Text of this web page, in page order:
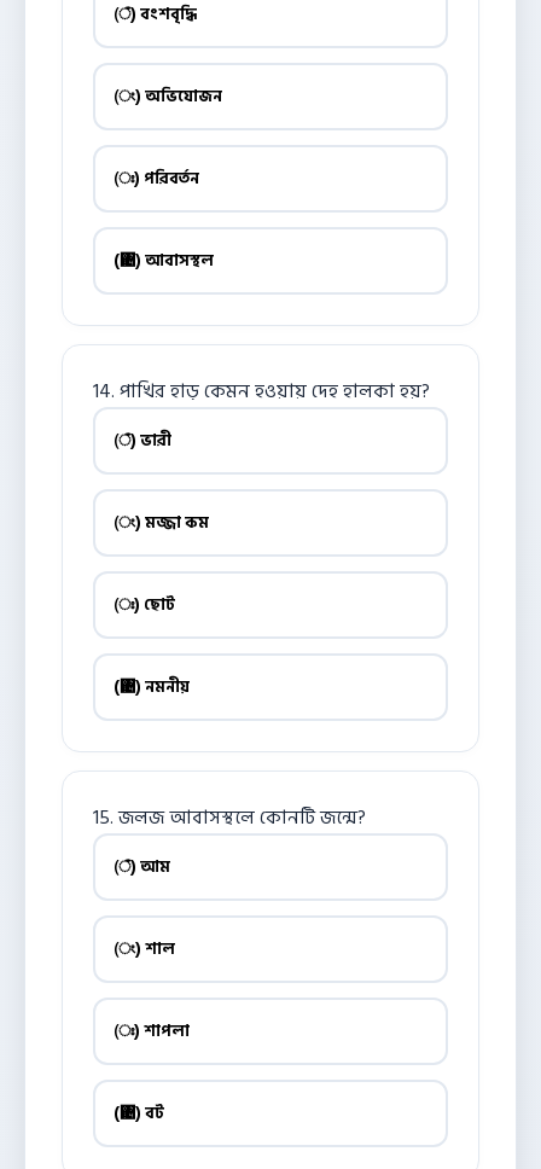
(ঁ) বংশবৃদ্ধি
(ং) অভিযোজন
(ঃ) পরিবর্তন
(঄) আবাসস্থল
14. পাখির হাড় কেমন হওয়ায় দেহ হালকা হয়?
(ঁ) ভারী
(ং) মজ্জা কম
(ঃ) ছোট
(঄) নমনীয়
15. জলজ আবাসস্থলে কোনটি জন্মে?
(ঁ) আম
(ং) শাল
(ঃ) শাপলা
(঄) বট